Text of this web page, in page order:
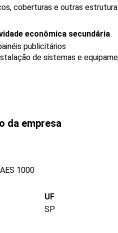
coberturas e outras
econômica secundária
publicitários
de sistemas e
da empresa
1000
UF
SP